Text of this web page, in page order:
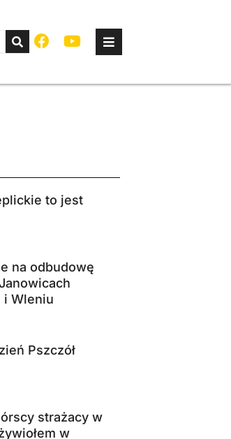
to jest
na odbudowę
i Wleniu
Pszczół
strażacy w
w